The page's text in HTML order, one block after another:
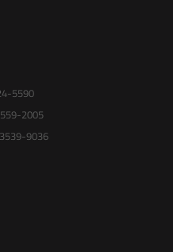
5590
2005
9036